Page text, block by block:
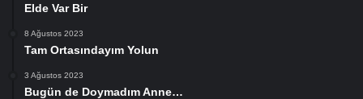
Elde Var Bir
8 Ağustos 2023
Tam Ortasındayım Yolun
3 Ağustos 2023
Bugün de Doymadım Anne…